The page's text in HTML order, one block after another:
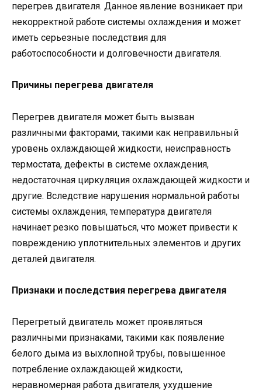
перегрев двигателя. Данное явление возникает при
некорректной работе системы охлаждения и может
иметь серьезные последствия для
работоспособности и долговечности двигателя.
Причины перегрева двигателя
Перегрев двигателя может быть вызван
различными факторами, такими как неправильный
уровень охлаждающей жидкости, неисправность
термостата, дефекты в системе охлаждения,
недостаточная циркуляция охлаждающей жидкости и
другие. Вследствие нарушения нормальной работы
системы охлаждения, температура двигателя
начинает резко повышаться, что может привести к
повреждению уплотнительных элементов и других
деталей двигателя.
Признаки и последствия перегрева двигателя
Перегретый двигатель может проявляться
различными признаками, такими как появление
белого дыма из выхлопной трубы, повышенное
потребление охлаждающей жидкости,
неравномерная работа двигателя, ухудшение